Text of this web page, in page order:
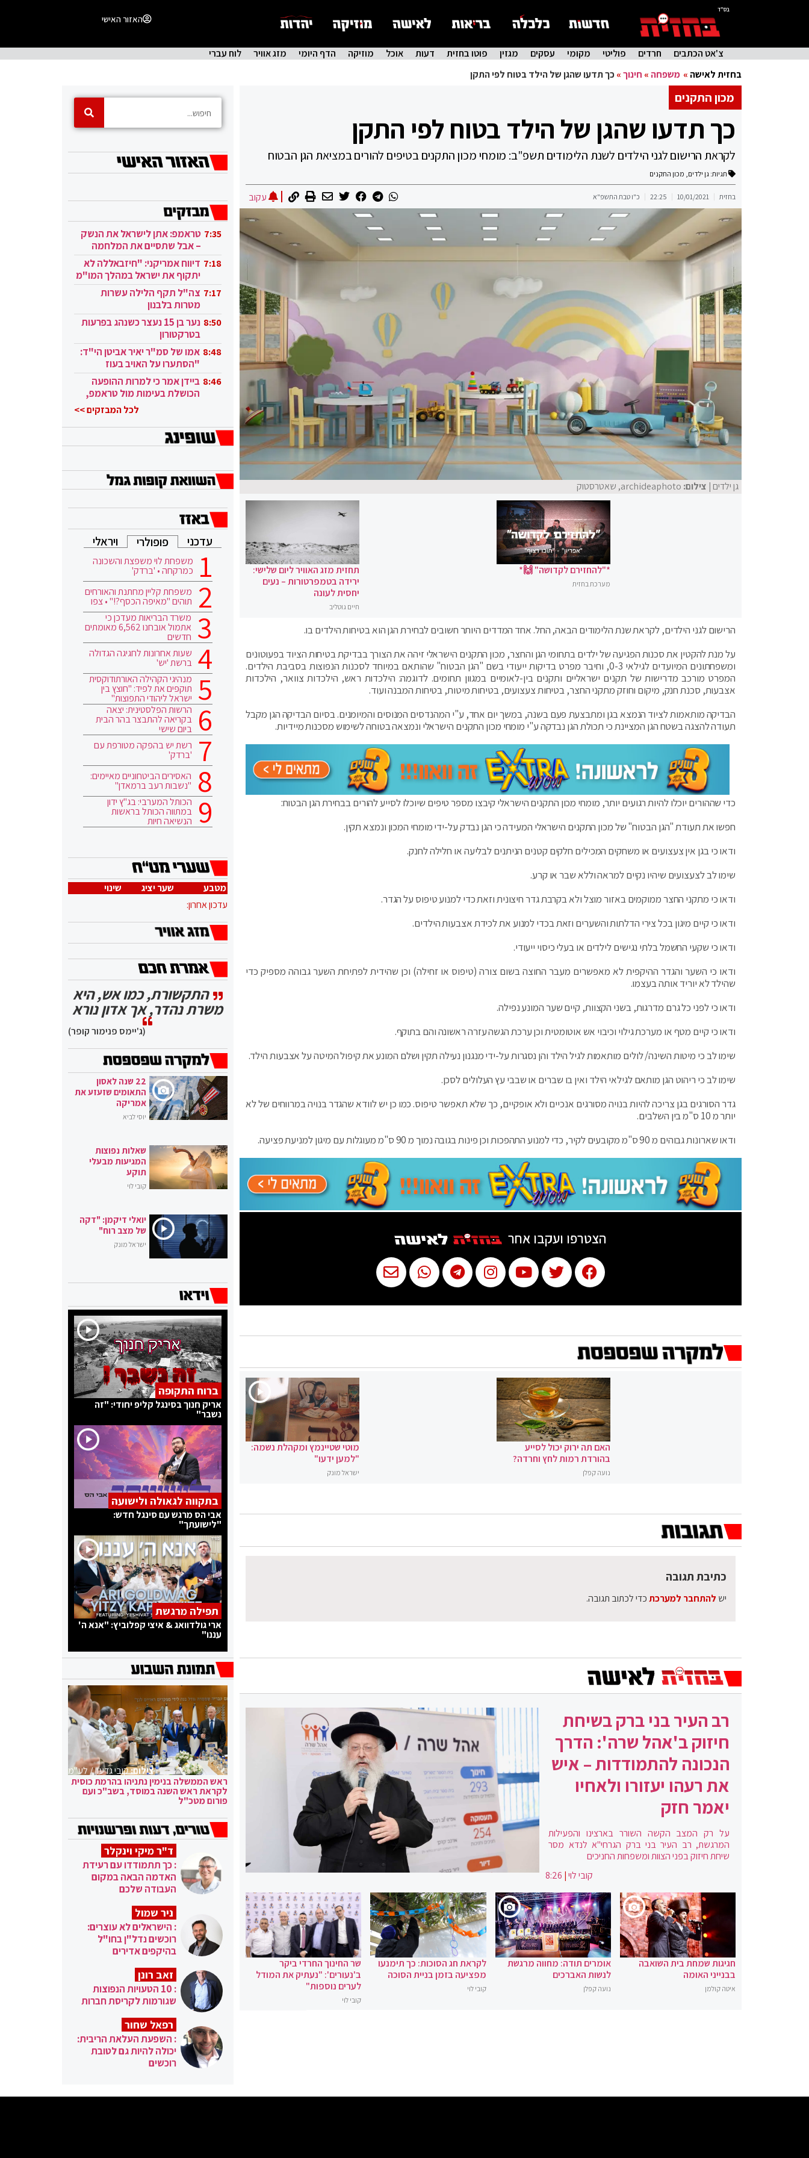
בס"ד
האזור האישי
צ'אט הכתבים חרדים פוליטי מקומי עסקים מגזין פוטו בחזית דעות אוכל מוזיקה הדף היומי מזג אוויר
לוח עברי
בחזית לאישה » משפחה » חינוך»כך תדעו שהגן של הילד בטוח לפי התקן
מכון התקנים
כך תדעו שהגן של הילד בטוח לפי התקן
לקראת הרישום לגני הילדים לשנת הלימודים תשפ"ב: מומחי מכון התקנים בטיפים להורים במציאת הגן הבטוח
תגיות: גן ילדים, מכון התקנים
בחזית 10/01/2021
22:25 כ"ו טבת התשפ"א עקוב
גן ילדים | צילום: archideaphoto, שאטרסטוק
*"להחזירם לקדושה" 🙌*
מערכת בחזית
תחזית מזג האוויר ליום שלישי:
ירידה בטמפרטורות – נעים
יחסית לעונה
חיים גוטליב
הרישום לגני הילדים, לקראת שנת הלימודים הבאה, החל. אחד המדדים היותר חשובים לבחירת הגן הוא בטיחות הילדים בו.
על מנת להקטין את סכנות הפגיעה של ילדים בתחומי הגן והחצר, מכון התקנים הישראלי זיהה את הצורך בבדיקת בטיחות הציוד בפעוטונים
ומשפחתונים המיועדים לגילאי 0-3, וחיבר מפרט בדיקות ייעודי בשם "הגן הבטוח" שהותאם במיוחד לסכנות הנפוצות בסביבת הילדים.
המפרט מורכב מדרישות של תקנים ישראליים ותקנים בין-לאומיים במגוון תחומים. לדוגמה: הילכדות ראש, הילכדות צוואר, הילכדות
אצבעות, סכנת חנק, מיקום וחוזק מתקני החצר, בטיחות צעצועים, בטיחות מיטות, בטיחות המבנה ועוד.
הבדיקה מותאמות לציוד הנמצא בגן ומתבצעת פעם בשנה, במשך יום אחד, ע"י המהנדסים המנוסים והמיומנים. בסיום הבדיקה הגן מקבל
תעודה להצגה בשטח הגן המציינת כי תכולת הגן נבדקה ע"י מומחי מכון התקנים הישראלי ונמצאה בטוחה לשימוש מסכנות מיידיות.
כדי שההורים יוכלו להיות רגועים יותר, מומחי מכון התקנים הישראלי קיבצו מספר טיפים שיוכלו לסייע להורים בבחירת הגן הבטוח:
חפשו את תעודת "הגן הבטוח" של מכון התקנים הישראלי המעידה כי הגן נבדק על-ידי מומחי המכון ונמצא תקין.
ודאו כי בגן אין צעצועים או משחקים המכילים חלקים קטנים הניתנים לבליעה או חלילה לחנק.
שימו לב לצעצועים שיהיו נקיים למראה וללא שבר או קרע.
ודאו כי מתקני החצר ממוקמים באזור מוצל ולא בקרבת גדר חיצונית וזאת כדי למנוע טיפוס על הגדר.
ודאו כי קיים מיגון בכל צירי הדלתות והשערים וזאת בכדי למנוע את לכידת אצבעות הילדים.
ודאו כי שקעי החשמל בלתי נגישים לילדים או בעלי כיסוי ייעודי.
ודאו כי השער והגדר ההיקפית לא מאפשרים מעבר החוצה בשום צורה (טיפוס או זחילה) וכן שהידית לפתיחת השער גבוהה מספיק כדי
שהילד לא יוריד אותה בעצמו.
ודאו כי לפני כל גרם מדרגות, בשני הקצוות, קיים שער המונע נפילה.
ודאו כי קיים מטף או מערכת גילוי וכיבוי אש אוטומטית וכן ערכת הגשה עזרה ראשונה והם בתוקף.
שימו לב כי מיטות השינה/ לולים מותאמות לגיל הילד והן נסגרות על-ידי מנגנון נעילה תקין ושלם המונע את קיפול המיטה על אצבעות הילד.
שימו לב כי ריהוט הגן מותאם לגילאי הילד ואין בו שברים או שבבי עץ העלולים לסכן.
גדר הסורגים בגן צריכה להיות בנויה מסורגים אנכיים ולא אופקיים, כך שלא תאפשר טיפוס. כמו כן יש לוודא שהגדר בנויה במרווחים של לא
יותר מ 10 ס"מ בין השלבים.
ודאו שארונות גבוהים מ 90 ס"מ מקובעים לקיר, כדי למנוע התהפכות וכן פינות בגובה נמוך מ 90 ס"מ מעוגלות עם מיגון למניעת פציעה.
הצטרפו ועקבו אחר
האם תה ירוק יכול לסייע
בהורדת רמות לחץ וחרדה?
נועה קפלן
מוטי שטיינמץ ומקהלת נשמה:
"למען ידעו"
ישראל מונק
כתיבת תגובה
יש להתחבר למערכתכדי לכתוב תגובה.
רב העיר בני ברק בשיחת
חיזוק ב'אהל שרה': הדרך
הנכונה להתמודדות – איש
את רעהו יעזורו ולאחיו
יאמר חזק
על רק המצב הקשה השורר בארצינו והפעילות
המרגשת, רב העיר בני ברק הגרחי"א לנדא מסר
שיחת חיזוק בפני הצוות ומשפחות החניכים
קובי לוי|
8:26
חגיגות שמחת בית השואבה
בבנייני האומה
איטה קולמן
אומרים תודה: מחווה מרגשת
לנשות האברכים
נועה קפלן
לקראת חג הסוכות: כך תימנעו
מפציעה בזמן בניית הסוכה
קובי לוי
שר החינוך החרדי ביקר
ב'נעורים': "נעתיק את המודל
לערים נוספות"
קובי לוי
7:35 טראמפ: אתן לישראל את הנשק
– אבל שתסיים את המלחמה
בעזה 7:18 דיווח אמריקני: "חיזבאללה לא
יתקוף את ישראל במהלך המו"מ
בקטאר" 7:17 צה"ל תקף הלילה עשרות
מטרות בלבנון
8:50
נער בן 15 נעצר כשנהג בפרעות
בטרקטורון
8:48 אמו של סמ"ר יאיר אביטן הי"ד:
"הסתערו על האויב בעוז
ובגבורה" 8:46 ביידן אמר כי למרות ההופעה
הכושלת בעימות מול טראמפ,
לכל המבזקים >>
עדכני פופולרי ויראלי
משפחת לוי משפצת והשכונה
כמרקחה • 'ברדק'
משפחת קליין מחתנת והאורחים
תוהים "מאיפה הכסף?!" • צפו
משרד הבריאות מעדכן כי
אתמול אובחנו 6,562 מאומתים
חדשים
שעות אחרונות לחגיגה הגדולה
ברשת 'יש'
מנהיגי הקהילה האורתודוקסית
תוקפים את לפיד: "חוצץ בין
ישראל ליהודי התפוצות"
הרשות הפלסטינית: יצאה
בקריאה להתבצר בהר הבית
ביום שישי
רשת יש בהפקה מטורפת עם
'ברדק'
האסירים הביטחוניים מאיימים:
"נשבות רעב ברמאדן"
הכותל המערבי: בג"ץ ידון
במתווה הכותל בראשות
הנשיאה חיות
מטבע שער יציג
שינוי
עדכון אחרון:
התקשורת, כמו אש, היא
משרת נהדר, אך אדון נורא
(ג'יימס פנימור קופר)
22 שנה לאסון
התאומים שזעזע את
אמריקה
יוסי לביא
שאלות נפוצות
המגיעות מבעלי
תוקע
קובי לוי
יואלי דיקמן: "דקה
של מצב רוח"
ישראל מונק
ברוח התקופה
אריק חנוך בסינגל קליפ יחודי: "זה
נשבר"
בתקווה לגאולה ולישועה
אבי הס מרגש עם סינגל חדש:
"לישועתך"
תפילה מרגשת
ארי גולדוואג & איצי קפלוביץ: "אנא ה'
עננו"
צילום:קובי גדעון / לע"מ
ראש הממשלה בנימין נתניהו בהרמת כוסית
לקראת ראש השנה במוסד, בשב"כ ועם
פורום מטכ"ל
ד"ר מיקי וינקלר
: כך תתמודדו עם רעידת
האדמה הבאה במקום
העבודה שלכם
ניר שמול
: הישראלים לא עוצרים:
רוכשים נדל"ן בחו"ל
בהיקפים אדירים
זאב רונן
: 10 הטעויות הנפוצות
שגורמות לקריסת חברות
רפאל שחור
: השפעת העלאת הריבית:
יכולה להיות גם לטובת
רוכשים